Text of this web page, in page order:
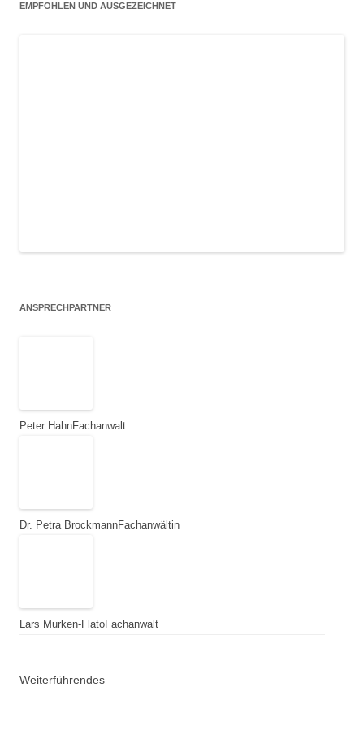
EMPFOHLEN UND AUSGEZEICHNET
ANSPRECHPARTNER
Peter HahnFachanwalt
Dr. Petra BrockmannFachanwältin
Lars Murken-FlatoFachanwalt
Weiterführendes